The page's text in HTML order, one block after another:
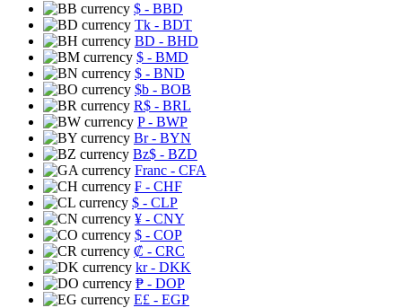
$ - BBD
Tk - BDT
BD - BHD
$ - BMD
$ - BND
$b - BOB
R$ - BRL
P- BWP
Br- BYN
Bz$ - BZD
Franc - CFA
₣ - CHF
$ - CLP
¥ - CNY
$ - COP
₡ - CRC
kr- DKK
₱ - DOP
E£ - EGP